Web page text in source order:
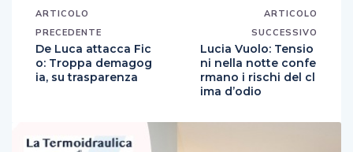
ARTICOLO
PRECEDENTE
De Luca attacca Fic
o: Troppa demagog
ia, su trasparenza
ARTICOLO
SUCCESSIVO
Lucia Vuolo: Tensio
ni nella notte confe
rmano i rischi del cl
ima d’odio